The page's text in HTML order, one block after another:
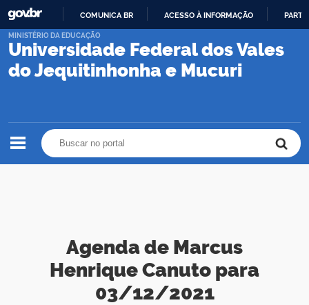
PARA
CONTEÚDO
COMUNICA BR ACESSO À INFORMAÇÃO
Universidade Federal dos Vales
do Jequitinhonha e Mucuri
MINISTÉRIO DA EDUCAÇÃO
Agenda de Marcus
Henrique Canuto para
03/12/2021